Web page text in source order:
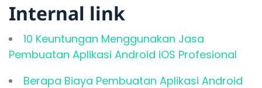
Internal link
10 Keuntungan Menggunakan Jasa
Pembuatan Aplikasi Android iOS Profesional
Berapa Biaya Pembuatan Aplikasi Android